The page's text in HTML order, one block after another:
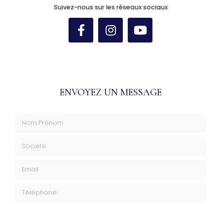
Suivez-nous sur les réseaux sociaux
ENVOYEZ UN MESSAGE